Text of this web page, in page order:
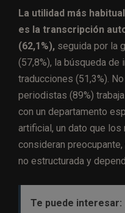
La utilidad más
es la transcripción
(62,1%), seguida por la
(57,8%), la búsqueda de
traducciones (51,3%).
periodistas (89%)
con un departamento
artificial, un dato que
consideran
no estructurada y
Te puede interesar: